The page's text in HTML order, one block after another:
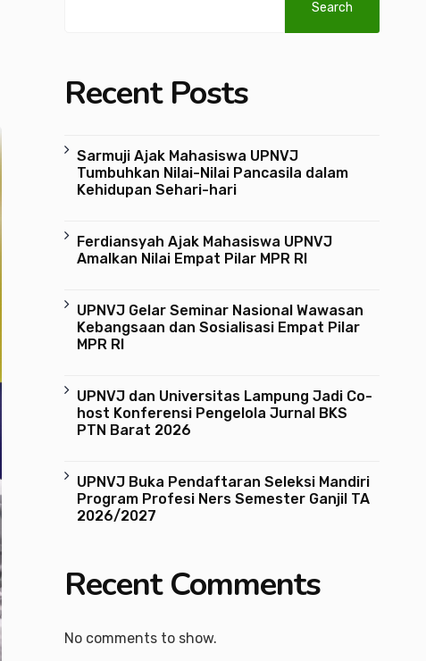
Search
Recent Posts
Sarmuji Ajak Mahasiswa UPNVJ
Tumbuhkan Nilai-Nilai Pancasila dalam
Kehidupan Sehari-hari
Ferdiansyah Ajak Mahasiswa UPNVJ
Amalkan Nilai Empat Pilar MPR RI
UPNVJ Gelar Seminar Nasional Wawasan
Kebangsaan dan Sosialisasi Empat Pilar
MPR RI
UPNVJ dan Universitas Lampung Jadi Co-
host Konferensi Pengelola Jurnal BKS
PTN Barat 2026
UPNVJ Buka Pendaftaran Seleksi Mandiri
Program Profesi Ners Semester Ganjil TA
2026/2027
Recent Comments
No comments to show.